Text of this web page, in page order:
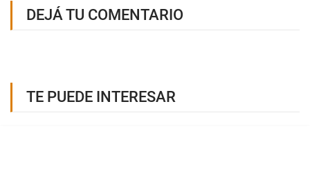
DEJÁ TU COMENTARIO
TE PUEDE INTERESAR